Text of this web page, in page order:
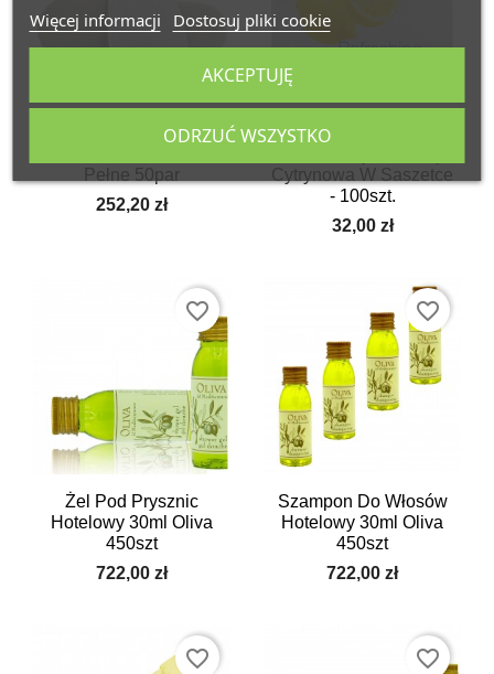
Więcej informacji Dostosuj pliki cookie
ODRZUĆ WSZYSTKO
AKCEPTUJĘ
Papcie, Kapcie
Pełne 50par
252,20 zł
Chusteczka, Ściereczka
Cytrynowa W Saszetce
- 100szt.
32,00 zł
Żel Pod Prysznic
Hotelowy 30ml Oliva
450szt
722,00 zł
favorite_border
Szampon Do Włosów
Hotelowy 30ml Oliva
450szt
722,00 zł
favorite_border
favorite_border favorite_border